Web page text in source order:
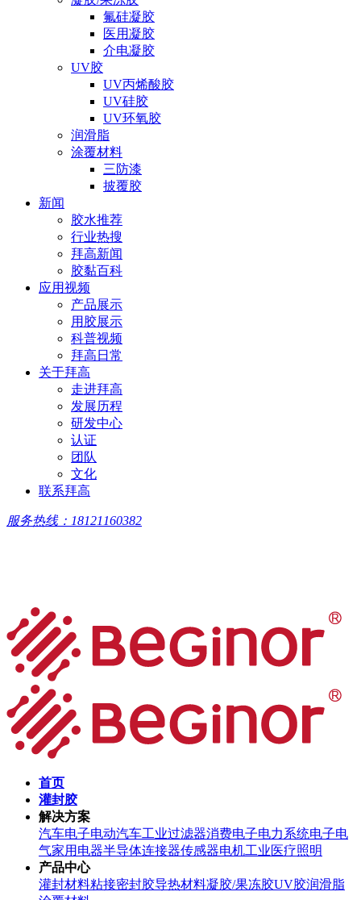
氟硅凝胶
医用凝胶
介电凝胶
UV胶
UV丙烯酸胶
UV硅胶
UV环氧胶
润滑脂
涂覆材料
三防漆
披覆胶
新闻
胶水推荐
行业热搜
拜高新闻
胶黏百科
应用视频
产品展示
用胶展示
科普视频
拜高日常
关于拜高
走进拜高
发展历程
研发中心
认证
团队
文化
联系拜高
服务热线：18121160382
首页
灌封胶
解决方案
汽车电子电动汽车工业过滤器消费电子电力系统电子电
气家用电器半导体连接器传感器电机工业医疗照明
产品中心
灌封材料粘接密封胶导热材料凝胶/果冻胶UV胶润滑脂